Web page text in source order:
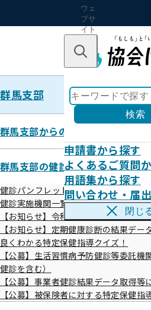
ウェ
ブサ
イト
のナ
ン
キーワードで探す
検索
申請書から探す
よくあるご質問
用語集から探す
問い合わせ・届
閉じ
群馬支部
群馬支部からのお知らせ
群馬支部の健診・保健指導のご案
健診パンフレット等
健診実施機関一覧等
【お知らせ】令和8年度生活習慣病予
【お知らせ】定期健康診断の結果デー
良くわかる特定保健指導クイズ！
【公募】生活習慣病予防健診等委託
健診を含む）
【公募】事業者健診結果データ取得
【公募】被保険者に対する特定保健指
令和6年度 第2回群馬支部評議会
開催案内
令和6年度 第2回群馬支
たします